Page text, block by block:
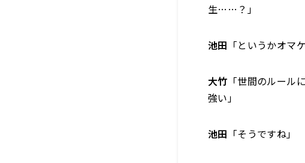
生……？」
池田 「というかオマ
大竹 「世間のルール
強い」
池田 「そうですね」